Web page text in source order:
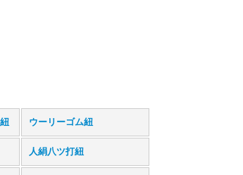
ウーリーゴム紐
人絹八ツ打紐